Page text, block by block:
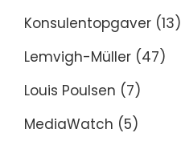
Konsulentopgaver (13)
Lemvigh-Müller (47)
Louis Poulsen (7)
MediaWatch (5)